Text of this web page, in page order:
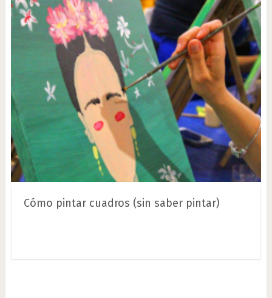
Cómo pintar cuadros (sin saber pintar)